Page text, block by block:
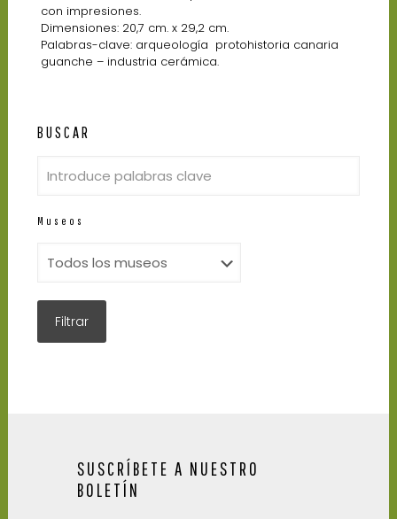
con impresiones.
Dimensiones: 20,7 cm. x 29,2 cm.
Palabras-clave: arqueología  protohistoria canaria 
guanche – industria cerámica.
BUSCAR
Museos
SUSCRÍBETE A NUESTRO
BOLETÍN